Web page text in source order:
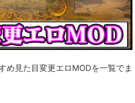
め見た目変更エロMODを一覧でま